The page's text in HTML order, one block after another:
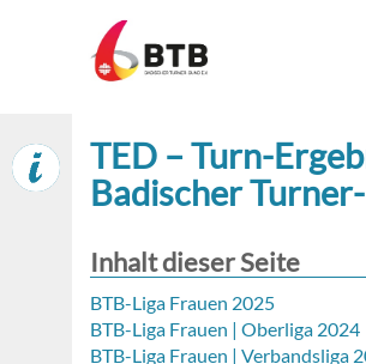
TED – Turn-
Badischer
Inhalt dieser Seite
BTB-Liga Frauen 2025
BTB-Liga Frauen | Oberliga 2024
BTB-Liga Frauen | Verbandsliga